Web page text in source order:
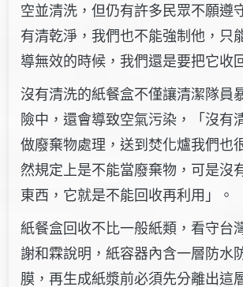
空並清洗，但仍有許多民眾不願遵
有清乾淨，我們也不能強制他，只
導無效的時候，我們還是要把它收
沒有清洗的紙餐盒不僅讓清潔隊員
險中，還會導致空氣污染，「沒有
做廢棄物處理，送到焚化爐我們也
然規定上是不能當廢棄物，可是沒
東西，它就是不能回收再利用」。
紙餐盒回收不比一般紙類，看守台
謝和霖說明，紙容器內含一層防水
膜，再生成紙漿前必須先分離出這